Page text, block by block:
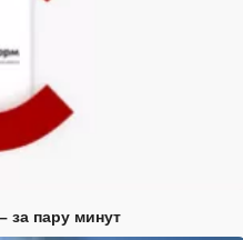
за пару минут